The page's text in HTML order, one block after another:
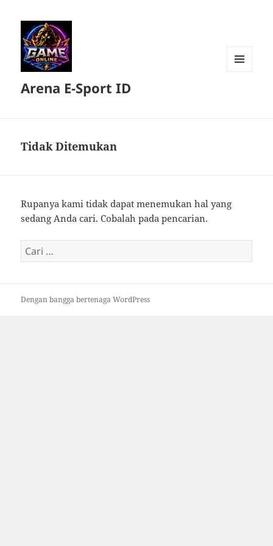
Arena E-Sport ID
Tidak Ditemukan
Rupanya kami tidak dapat menemukan hal yang
sedang Anda cari. Cobalah pada pencarian.
Cari
untuk:
Dengan bangga bertenaga WordPress